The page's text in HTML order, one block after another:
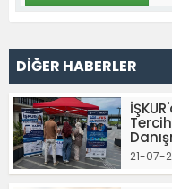
DİĞER HABERLER
21-07-